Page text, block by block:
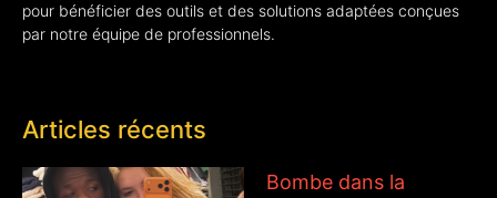
pour bénéficier des outils et des solutions adaptées conçues
par notre équipe de professionnels.
Articles récents
Bombe dans la